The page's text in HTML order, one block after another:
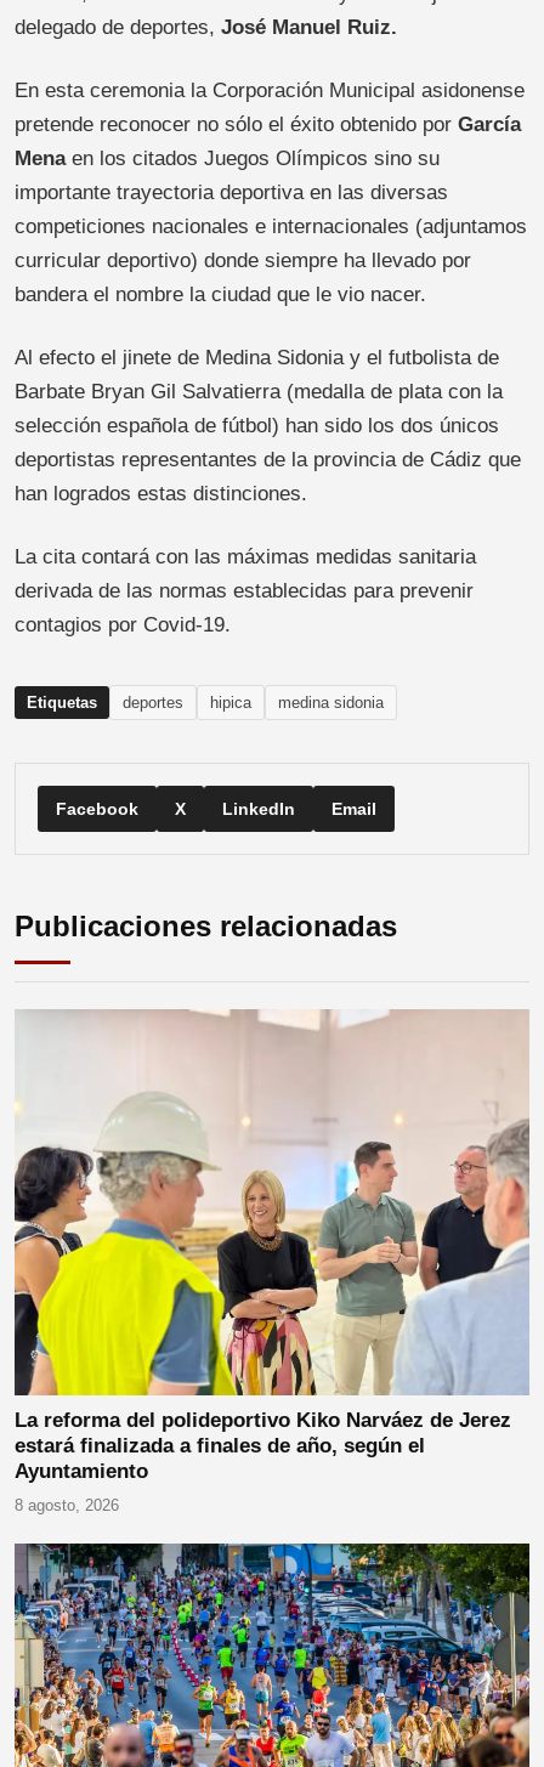
delegado de deportes, José Manuel Ruiz.
En esta ceremonia la Corporación Municipal asidonense
pretende reconocer no sólo el éxito obtenido por García
Mena en los citados Juegos Olímpicos sino su
importante trayectoria deportiva en las diversas
competiciones nacionales e internacionales (adjuntamos
curricular deportivo) donde siempre ha llevado por
bandera el nombre la ciudad que le vio nacer.
Al efecto el jinete de Medina Sidonia y el futbolista de
Barbate Bryan Gil Salvatierra (medalla de plata con la
selección española de fútbol) han sido los dos únicos
deportistas representantes de la provincia de Cádiz que
han logrados estas distinciones.
La cita contará con las máximas medidas sanitaria
derivada de las normas establecidas para prevenir
contagios por Covid-19.
Etiquetas deportes hipica medina sidonia
Facebook X LinkedIn Email
Publicaciones relacionadas
La reforma del polideportivo Kiko Narváez de Jerez
estará finalizada a finales de año, según el
Ayuntamiento
8 agosto, 2026